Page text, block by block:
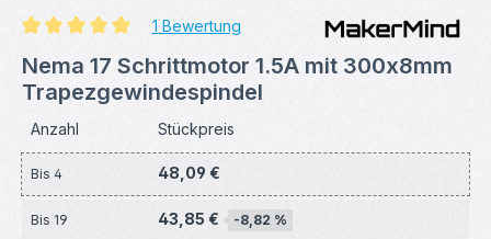
1 Bewertung
Nema 17 Schrittmotor 1.5A mit 300x8mm
Trapezgewindespindel
Anzahl Stückpreis
Bis 4 48,09 €
Bis 19 43,85 € -8,82 %